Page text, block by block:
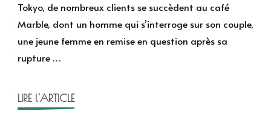
matcha
de
Michiko
Tokyo, de nombreux clients se succèdent au café
Marble, dont un homme qui s’interroge sur son couple,
une jeune femme en remise en question après sa
rupture …
LIRE l'ARTICLE